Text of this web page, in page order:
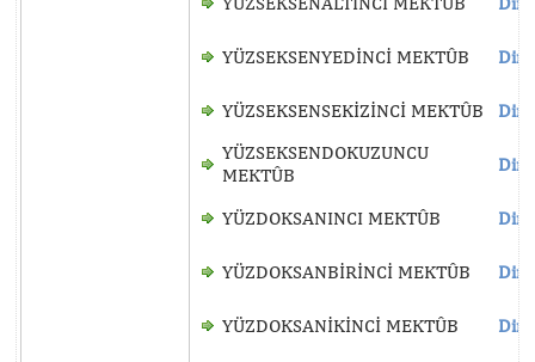
YÜZSEKSENYEDİNCİ MEKTÛB
YÜZSEKSENSEKİZİNCİ MEKTÛB
YÜZSEKSENDOKUZUNCU
MEKTÛB
YÜZDOKSANINCI MEKTÛB
YÜZDOKSANBİRİNCİ MEKTÛB
YÜZDOKSANİKİNCİ MEKTÛB